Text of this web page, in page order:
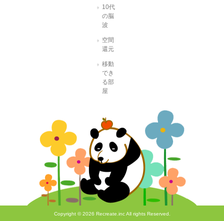
10代
の脳
波
空間
還元
移動
でき
る部
屋
Copyright © 2026 Recreate.inc All rights Reserved.